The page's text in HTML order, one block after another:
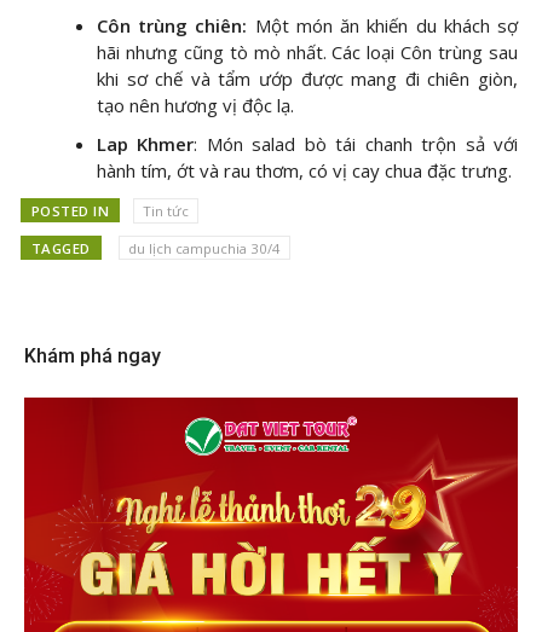
Côn trùng chiên: Một món ăn khiến du khách sợ
hãi nhưng cũng tò mò nhất. Các loại Côn trùng sau
khi sơ chế và tẩm ướp được mang đi chiên giòn,
tạo nên hương vị độc lạ.
Lap Khmer: Món salad bò tái chanh trộn sả với
hành tím, ớt và rau thơm, có vị cay chua đặc trưng.
POSTED IN Tin tức
TAGGED du lịch campuchia 30/4
Khám phá ngay